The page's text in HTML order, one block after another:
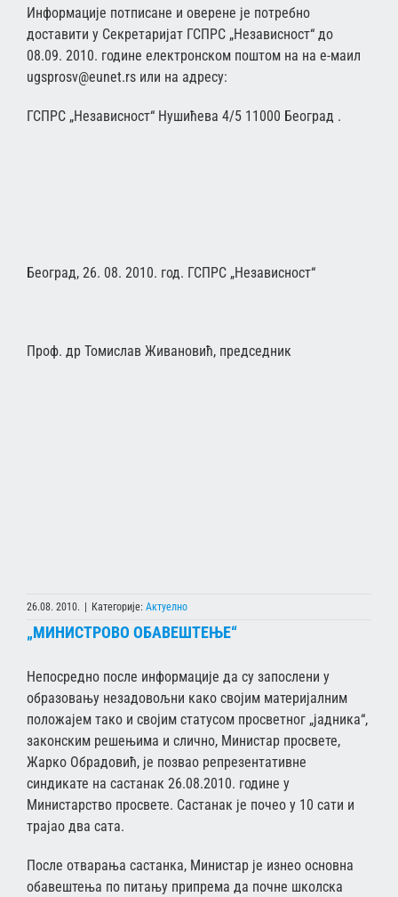
Информације потписане и оверене је потребно
доставити у Секретаријат ГСПРС „Независност“ до
08.09. 2010. године електронском поштом на на е-маил
ugsprosv@eunet.rs или на адресу:
ГСПРС „Независност“ Нушићева 4/5 11000 Београд .
Београд, 26. 08. 2010. год. ГСПРС „Независност“
Проф. др Томислав Живановић, председник
26.08. 2010. Категорије: Актуелно
„МИНИСТРОВО ОБАВЕШТЕЊЕ“
Непосредно после информације да су запослени у
образовању незадовољни како својим материјалним
положајем тако и својим статусом просветног „јадника“,
законским решењима и слично, Министар просвете,
Жарко Обрадовић, је позвао репрезентативне
синдикате на састанак 26.08.2010. године у
Министарство просвете. Састанак је почео у 10 сати и
трајао два сата.
После отварања састанка, Министар је изнео основна
обавештења по питању припрема да почне школска